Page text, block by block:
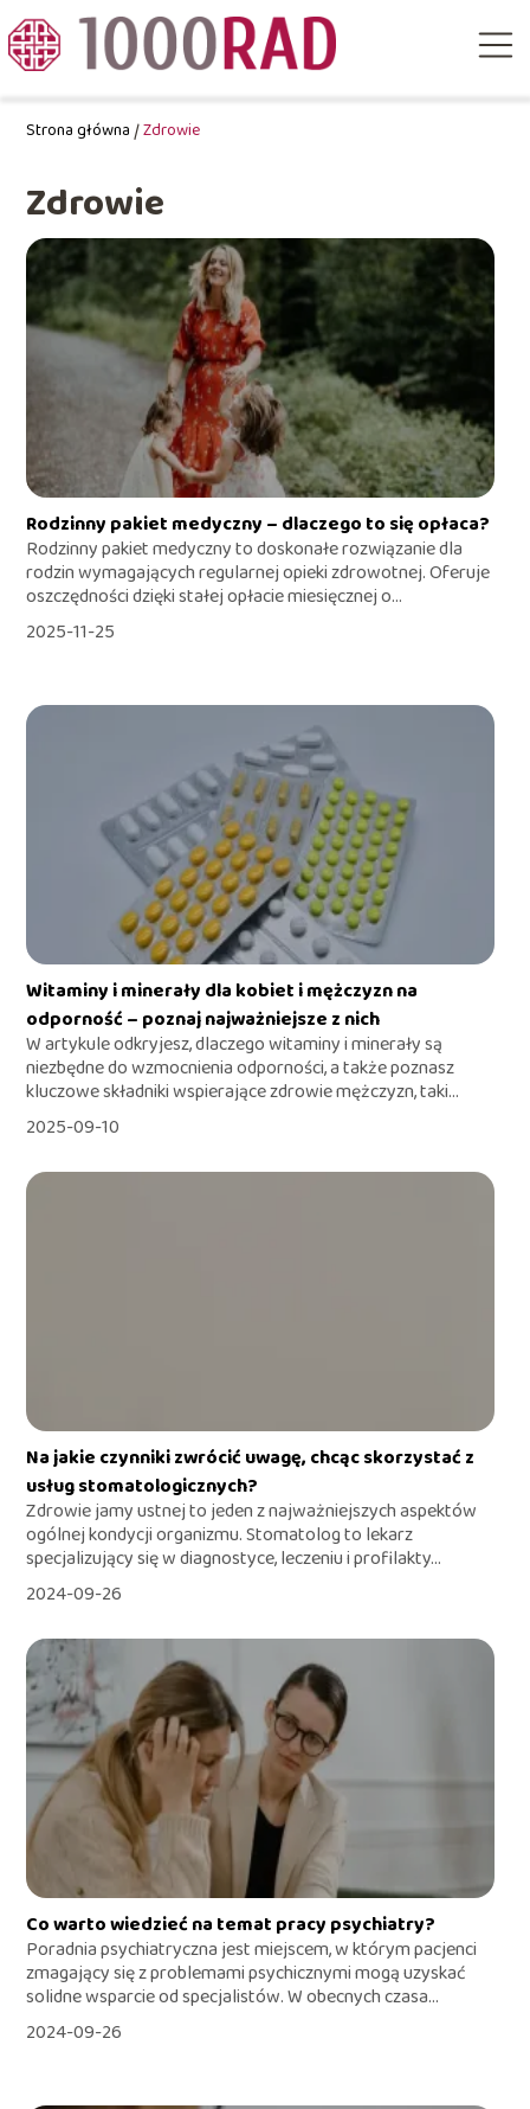
Strona główna/Zdrowie
Zdrowie
Rodzinny pakiet medyczny – dlaczego to się opłaca?
Rodzinny pakiet medyczny to doskonałe rozwiązanie dla
rodzin wymagających regularnej opieki zdrowotnej. Oferuje
oszczędności dzięki stałej opłacie miesięcznej o...
2025-11-25
Witaminy i minerały dla kobiet i mężczyzn na
odporność – poznaj najważniejsze z nich
W artykule odkryjesz, dlaczego witaminy i minerały są
niezbędne do wzmocnienia odporności, a także poznasz
kluczowe składniki wspierające zdrowie mężczyzn, taki...
2025-09-10
Na jakie czynniki zwrócić uwagę, chcąc skorzystać z
usług stomatologicznych?
Zdrowie jamy ustnej to jeden z najważniejszych aspektów
ogólnej kondycji organizmu. Stomatolog to lekarz
specjalizujący się w diagnostyce, leczeniu i profilakty...
2024-09-26
Co warto wiedzieć na temat pracy psychiatry?
Poradnia psychiatryczna jest miejscem, w którym pacjenci
zmagający się z problemami psychicznymi mogą uzyskać
solidne wsparcie od specjalistów. W obecnych czasa...
2024-09-26